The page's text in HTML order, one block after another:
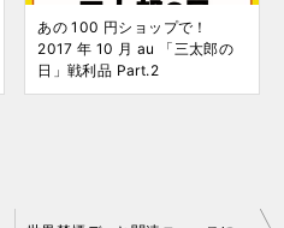
あの 100 円ショップで！
2017 年 10 月 au 「三太郎の
日」戦利品 Part.2